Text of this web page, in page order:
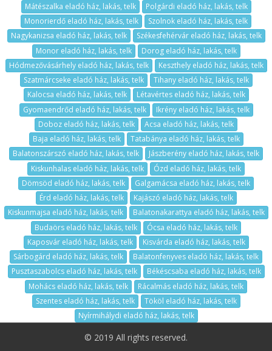
Mátészalka eladó ház, lakás, telk
Polgárdi eladó ház, lakás, telk
Monorierdő eladó ház, lakás, telk
Szolnok eladó ház, lakás, telk
Nagykanizsa eladó ház, lakás, telk
Székesfehérvár eladó ház, lakás, telk
Monor eladó ház, lakás, telk
Dorog eladó ház, lakás, telk
Hódmezővásárhely eladó ház, lakás, telk
Keszthely eladó ház, lakás, telk
Szatmárcseke eladó ház, lakás, telk
Tihany eladó ház, lakás, telk
Kalocsa eladó ház, lakás, telk
Létavértes eladó ház, lakás, telk
Gyomaendrőd eladó ház, lakás, telk
Ikrény eladó ház, lakás, telk
Doboz eladó ház, lakás, telk
Acsa eladó ház, lakás, telk
Baja eladó ház, lakás, telk
Tatabánya eladó ház, lakás, telk
Balatonszárszó eladó ház, lakás, telk
Jászberény eladó ház, lakás, telk
Kiskunhalas eladó ház, lakás, telk
Ózd eladó ház, lakás, telk
Dömsöd eladó ház, lakás, telk
Galgamácsa eladó ház, lakás, telk
Érd eladó ház, lakás, telk
Kajászó eladó ház, lakás, telk
Kiskunmajsa eladó ház, lakás, telk
Balatonakarattya eladó ház, lakás, telk
Budaörs eladó ház, lakás, telk
Ócsa eladó ház, lakás, telk
Kaposvár eladó ház, lakás, telk
Kisvárda eladó ház, lakás, telk
Sárbogárd eladó ház, lakás, telk
Balatonfenyves eladó ház, lakás, telk
Pusztaszabolcs eladó ház, lakás, telk
Békéscsaba eladó ház, lakás, telk
Mohács eladó ház, lakás, telk
Rácalmás eladó ház, lakás, telk
Szentes eladó ház, lakás, telk
Tököl eladó ház, lakás, telk
Nyírmihálydi eladó ház, lakás, telk
© 2019 All rights reserved.